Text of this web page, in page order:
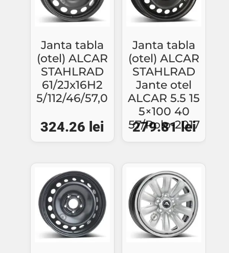
Janta tabla
(otel) ALCAR
STAHLRAD
61/2Jx16H2
5/112/46/57,0
324.26 lei
Janta tabla
(otel) ALCAR
STAHLRAD
Jante otel
ALCAR 5.5 15
5×100 40
57/Polo-2017
279.81lei